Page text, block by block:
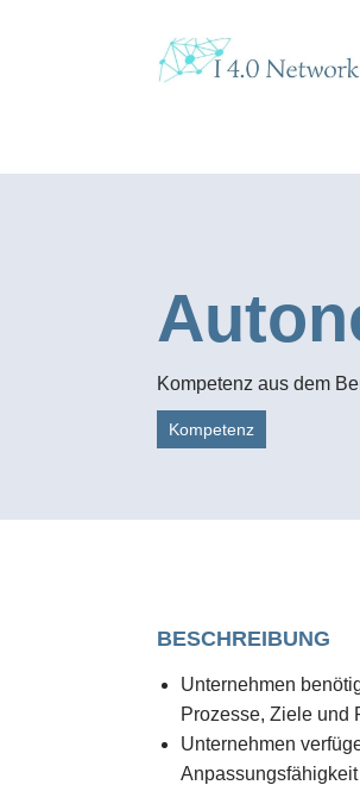
Kompetenz aus dem
Kompetenz
BESCHREIBUNG
Unternehmen
Prozesse, Ziele und
Unternehmen